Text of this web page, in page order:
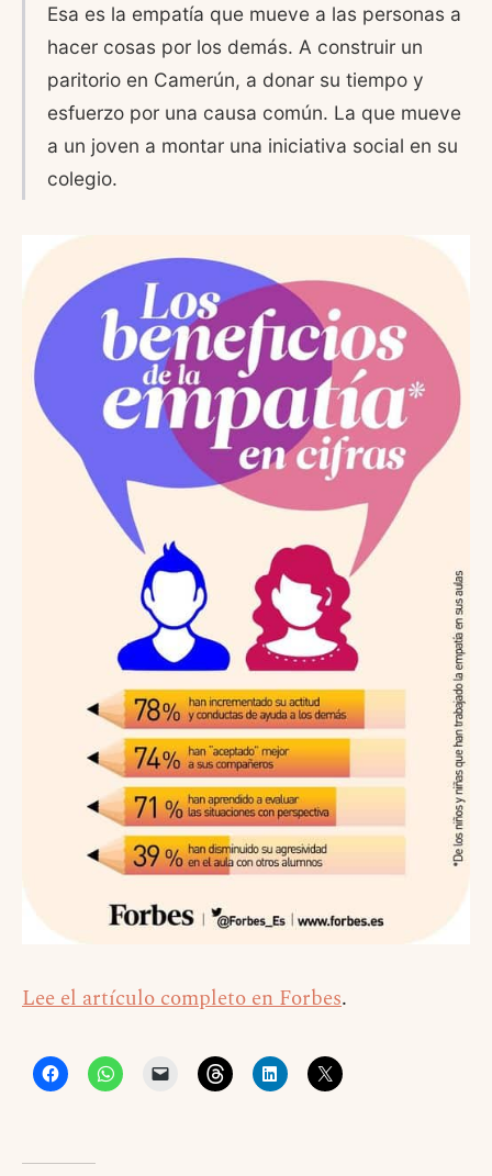
Esa es la empatía que mueve a las personas a
hacer cosas por los demás. A construir un
paritorio en Camerún, a donar su tiempo y
esfuerzo por una causa común. La que mueve
a un joven a montar una iniciativa social en su
colegio.
Lee el artículo completo en Forbes.